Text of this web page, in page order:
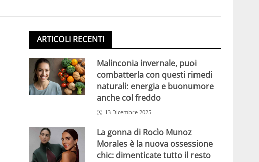
ARTICOLI RECENTI
Malinconia invernale, puoi
combatterla con questi rimedi
naturali: energia e buonumore
anche col freddo
13 Dicembre 2025
La gonna di Rocìo Munoz
Morales è la nuova ossessione
chic: dimenticate tutto il resto